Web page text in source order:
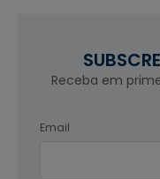
Receba em
Email